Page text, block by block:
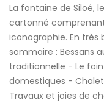
La fontaine de Siloé,
cartonné
iconographie. En
sommaire : Bessans
traditionnelle - Le
domestiques -
Travaux et joies de